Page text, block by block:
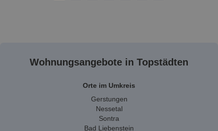
Wohnungsangebote in Topstädten
Orte im Umkreis
Gerstungen
Nessetal
Sontra
Bad Liebenstein